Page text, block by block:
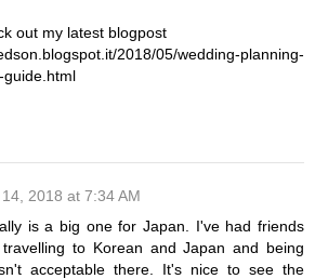
out my latest blogpost
2018/05/wedding-planning-
guide.html
2018 at 7:34 AM
is a big one for Japan. I've had friends
to Korean and Japan and being
acceptable there. It's nice to see the